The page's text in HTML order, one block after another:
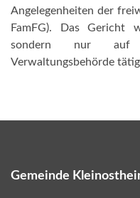
Angelegenheiten der
FamFG). Das
sondern nur auf
Verwaltungsbehörde
Gemeinde